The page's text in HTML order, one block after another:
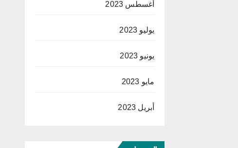
أغسطس 2023
يوليو 2023
يونيو 2023
مايو 2023
أبريل 2023